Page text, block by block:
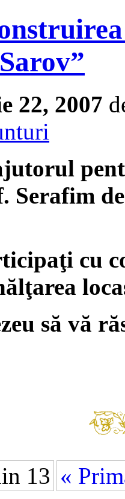
22, 2007
Serafim
cu
să vă
13 «